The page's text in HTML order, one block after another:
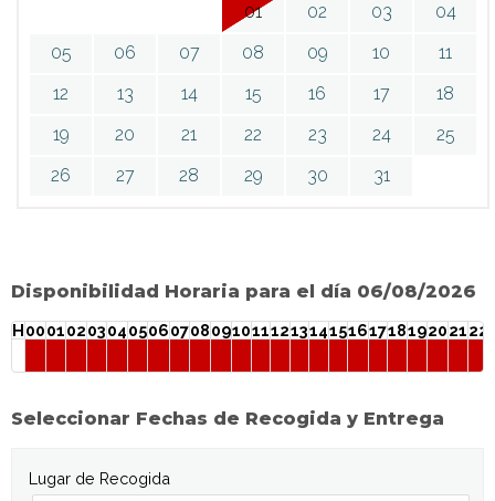
01 02 03
04
05
06 07 08 09 10
11
12
13 14 15 16 17
18
19
20 21 22 23 24
25
26
27 28 29 30 31
Disponibilidad Horaria para el día 06/08/2026
H0001020304050607080910111213141516171819202122
Seleccionar Fechas de Recogida y Entrega
Lugar de Recogida